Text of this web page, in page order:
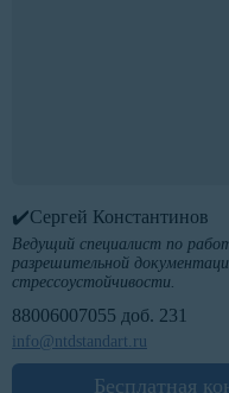
✔️Сергей Константинов
Ведущий специалист по
разрешительной
стрессоустойчивости.
88006007055 доб. 231
info@ntdstandart.ru
Бесплатная